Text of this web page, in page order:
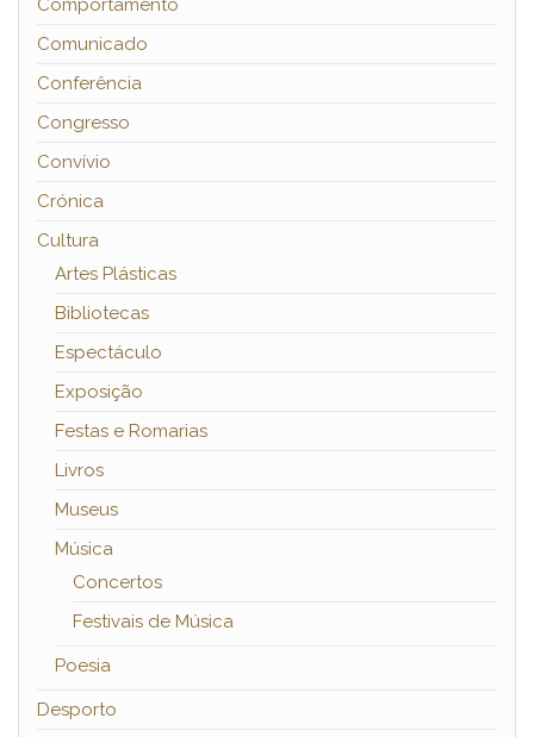
Comportamento
Comunicado
Conferência
Congresso
Convívio
Crónica
Cultura
Artes Plásticas
Bibliotecas
Espectáculo
Exposição
Festas e Romarias
Livros
Museus
Música
Concertos
Festivais de Música
Poesia
Desporto